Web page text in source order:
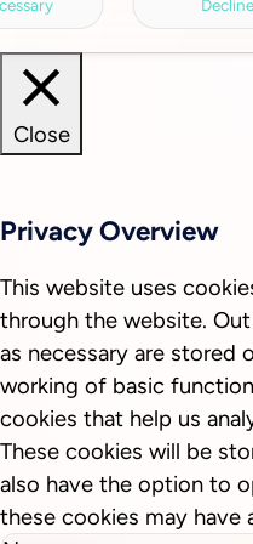
Close
Privacy Overview
This website uses
through the website.
as necessary are stored
working of basic
cookies that help us
These cookies will be
also have the option to
these cookies may